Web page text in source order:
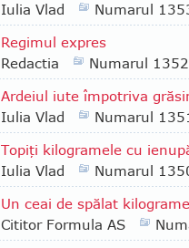
Iulia Vlad
Numarul
Regimul expres
Redactia
Numarul 1352
Ardeiul iute împotriva
Iulia Vlad
Numarul
Topiţi kilogramele cu
Iulia Vlad
Numarul
Un ceai de spălat
Cititor Formula AS